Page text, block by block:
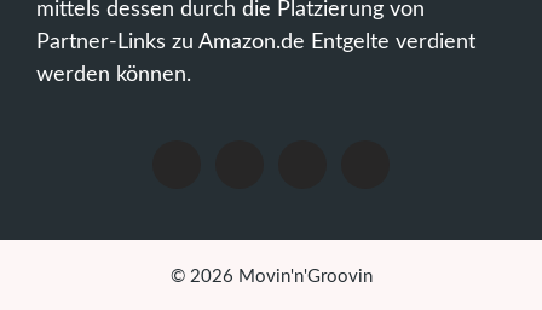
mittels dessen durch die Platzierung von
Partner-Links zu Amazon.de Entgelte verdient
werden können.
© 2026 Movin'n'Groovin